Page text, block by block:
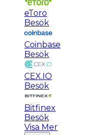
eToro
Besök
Coinbase
Besök
CEX.IO
Besök
Bitfinex
Besök
Visa Mer